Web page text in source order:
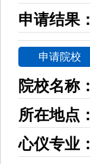
申请结果：
申请院校
院校名称：
所在地点：
心仪专业：